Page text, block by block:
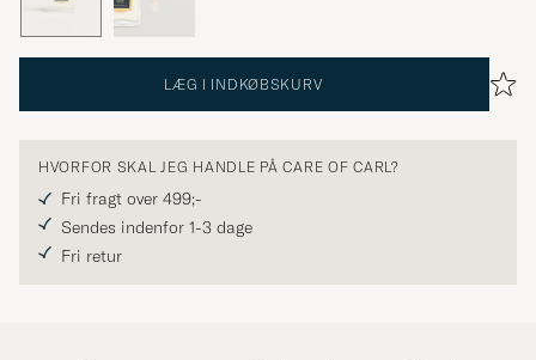
LÆG I INDKØBSKURV
HVORFOR SKAL JEG HANDLE PÅ CARE OF CARL?
Fri fragt over 499;-
Sendes indenfor 1-3 dage
Fri retur